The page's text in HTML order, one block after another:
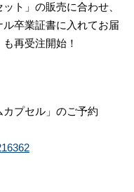
ト」の販売に合わせ、
ル卒業証書に入れてお届
再受注開始！
プセル」のご予約